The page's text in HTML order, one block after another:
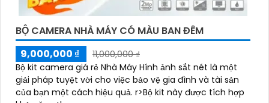
BỘ CAMERA NHÀ MÁY CÓ MÀU BAN ĐÊM
9,000,000 ₫
11,000,000 ₫
Bộ kit camera giá rẻ Nhà Máy Hính ảnh sắt nét là một
giải pháp tuyệt vời cho việc bảo vệ gia đình và tài sản
của bạn một cách hiệu quả. r>Bộ kit này được tích hợp